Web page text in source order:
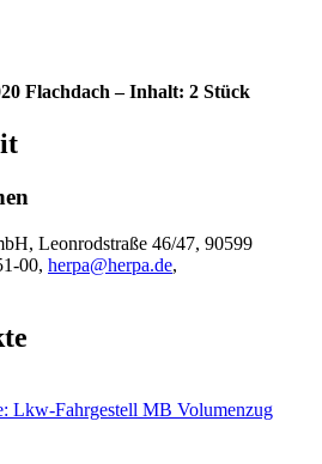
Flachdach – Inhalt: 2 Stück
Leonrodstraße 46/47, 90599
00, herpa@herpa.de,